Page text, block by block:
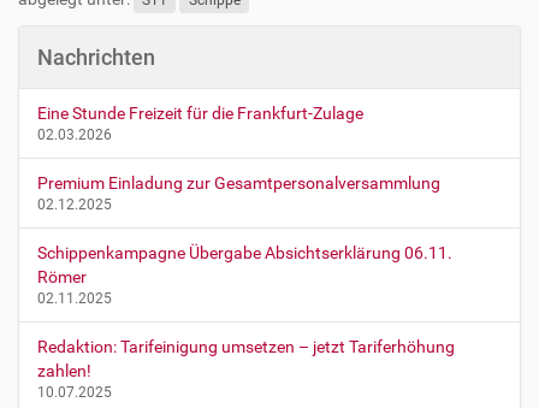
Nachrichten
Eine Stunde Freizeit für die Frankfurt-Zulage
02.03.2026
Premium Einladung zur Gesamtpersonalversammlung
02.12.2025
Schippenkampagne Übergabe Absichtserklärung 06.11.
Römer
02.11.2025
Redaktion: Tarifeinigung umsetzen – jetzt Tariferhöhung
zahlen!
10.07.2025